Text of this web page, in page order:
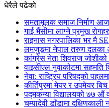
धेरैले पढेको
समतामूलक समाज निर्माण
गाई भैंसीमा लाग्ने प्रमुख
राइनास नगरपालिका भर मै
लमजुङमा नेपाल तरुण दलका
कांग्रेस नेता शिवराज
वाइसीएल नुवाकोटमा
नेवा: राष्ट्रिय परिषद्को
कीर्तिपुरमा मेयर र उपमेयर
पद्मकन्या विद्यालयको ७७ औं
चम्पादेवी डाँडामा